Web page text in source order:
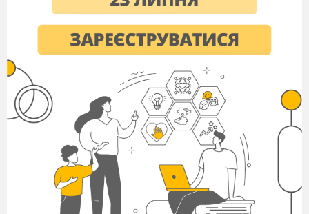
розводять руки в сторони).
Яблука ми будем мити (потерти долоні одна об
Груші будемо ми кришити (уривчасті рухи руками)
Відіжміть лимонний сік (стискають кулачки),
М’яти кинемо листок ( імітують
відривання листочків),Далі
цукровий пісок (імітують рухи
ложки).
Варим, варим ми компот (
рухи
кистями рук по колу)
- Зараз